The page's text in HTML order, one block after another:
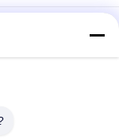
a lâmina
de pó e
com lâminas
de